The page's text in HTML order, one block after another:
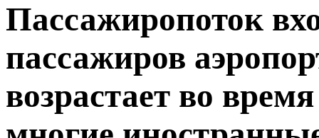
Пассажиропоток
пассажиров
возрастает во